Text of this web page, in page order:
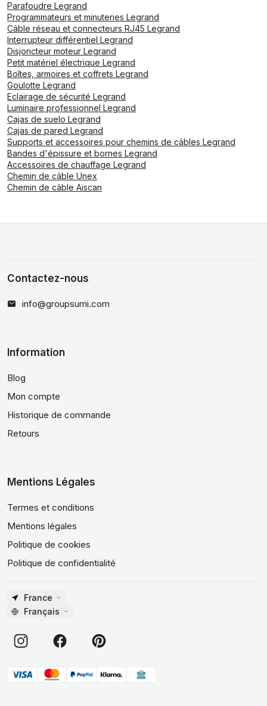
Parafoudre Legrand
Programmateurs et minuteries Legrand
Câble réseau et connecteurs RJ45 Legrand
Interrupteur différentiel Legrand
Disjoncteur moteur Legrand
Petit matériel électrique Legrand
Boîtes, armoires et coffrets Legrand
Goulotte Legrand
Eclairage de sécurité Legrand
Luminaire professionnel Legrand
Cajas de suelo Legrand
Cajas de pared Legrand
Supports et accessoires pour chemins de câbles Legrand
Bandes d'épissure et bornes Legrand
Accessoires de chauffage Legrand
Chemin de câble Unex
Chemin de câble Aiscan
Contactez-nous
info@groupsumi.com
Information
Blog
Mon compte
Historique de commande
Retours
Mentions Légales
Termes et conditions
Mentions légales
Politique de cookies
Politique de confidentialité
France
Français